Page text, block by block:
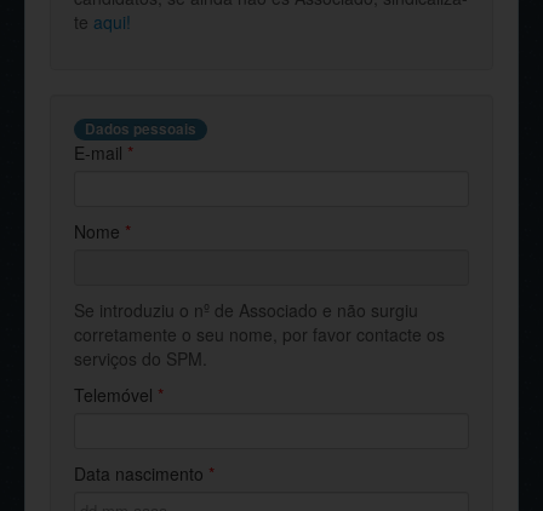
te aqui!
Dados pessoais
E-mail *
Nome *
Se introduziu o nº de Associado e não surgiu
corretamente o seu nome, por favor contacte os
serviços do SPM.
Telemóvel *
Data nascimento *